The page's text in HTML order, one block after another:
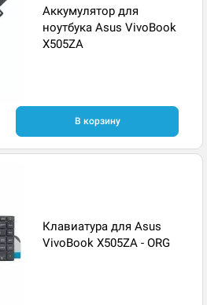
Аккумулятор для
ноутбука Asus VivoBook
X505ZA
В корзину
Клавиатура для Asus
VivoBook X505ZA - ORG